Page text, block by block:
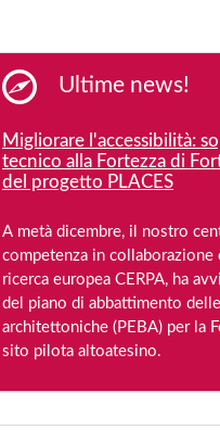
Ultime news!
Migliorare l'accessibilità:
tecnico alla Fortezza di
del progetto PLACES
A metà dicembre, il nostro
competenza in collaborazione
ricerca europea CERPA, ha
del piano di abbattimento
architettoniche (PEBA) per la
sito pilota altoatesino.